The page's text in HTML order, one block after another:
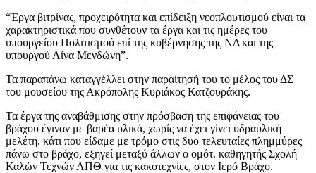
“Έργα βιτρίνας, προχειρότητα και επίδειξη νεοπλουτισμού είναι τα
χαρακτηριστικά που συνθέτουν τα έργα και τις ημέρες του
υπουργείου Πολιτισμού επί της κυβέρνησης της ΝΔ και της
υπουργού Λίνα Μενδώνη”.
Τα παραπάνω καταγγέλλει στην παραίτησή του το μέλος του ΔΣ
του μουσείου της Ακρόπολης Κυριάκος Κατζουράκης.
Τα έργα της αναβάθμισης στην πρόσβαση της επιφάνειας του
βράχου έγιναν με βαρέα υλικά, χωρίς να έχει γίνει υδραυλική
μελέτη, κάτι που είδαμε με τρόμο στις δυο τελευταίες πλημμύρες
πάνω στο βράχο, εξηγεί μεταξύ άλλων ο ομότ. καθηγητής Σχολή
Καλών Τεχνών ΑΠΘ για τις κακοτεχνίες, στον Ιερό Βράχο.